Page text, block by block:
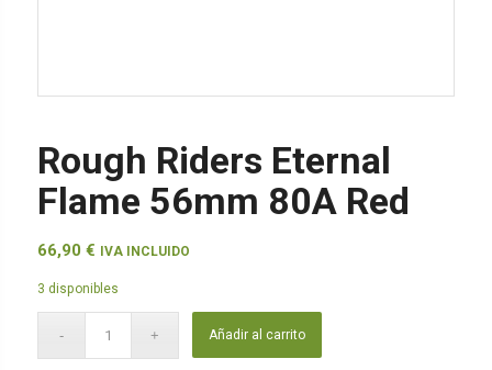
Rough Riders Eternal
Flame 56mm 80A Red
66,90 € IVA INCLUIDO
3 disponibles
Añadir al carrito